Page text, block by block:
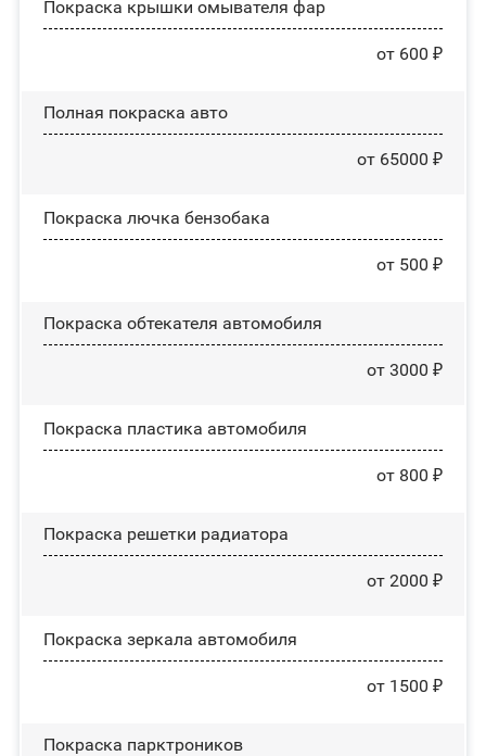
Покраска крышки омывателя фар
от 600 ₽
Полная покраска авто
от 65000 ₽
Покраска лючка бензобака
от 500 ₽
Покраска обтекателя автомобиля
от 3000 ₽
Покраска пластика автомобиля
от 800 ₽
Покраска решетки радиатора
от 2000 ₽
Покраска зеркала автомобиля
от 1500 ₽
Покраска парктроников